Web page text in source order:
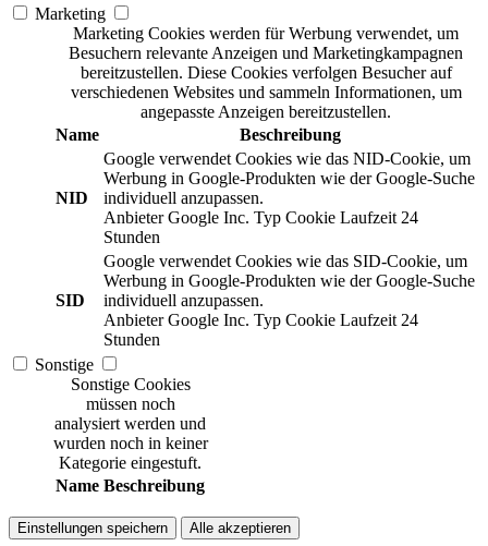
Marketing
Marketing Cookies werden für Werbung verwendet, um
Besuchern relevante Anzeigen und Marketingkampagnen
bereitzustellen. Diese Cookies verfolgen Besucher auf
verschiedenen Websites und sammeln Informationen, um
angepasste Anzeigen bereitzustellen.
Name
Beschreibung
NID
Google verwendet Cookies wie das NID-Cookie, um
Werbung in Google-Produkten wie der Google-Suche
individuell anzupassen.
Anbieter Google Inc. Typ Cookie Laufzeit 24
Stunden
SID
Google verwendet Cookies wie das SID-Cookie, um
Werbung in Google-Produkten wie der Google-Suche
individuell anzupassen.
Anbieter Google Inc. Typ Cookie Laufzeit 24
Stunden
Sonstige
Sonstige Cookies
müssen noch
analysiert werden und
wurden noch in keiner
Kategorie eingestuft.
Name Beschreibung
Einstellungen speichern Alle akzeptieren